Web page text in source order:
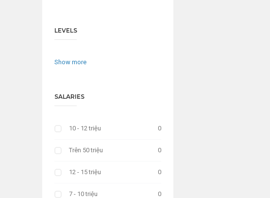
LEVELS
Show more
SALARIES
10 - 12 triệu 0
Trên 50 triệu 0
12 - 15 triệu 0
7 - 10 triệu 0